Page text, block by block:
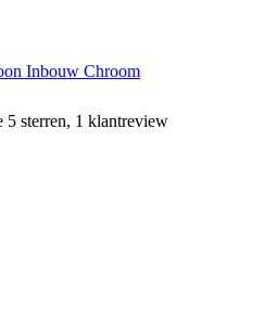
Inbouw Chroom
5 sterren, 1 klantreview